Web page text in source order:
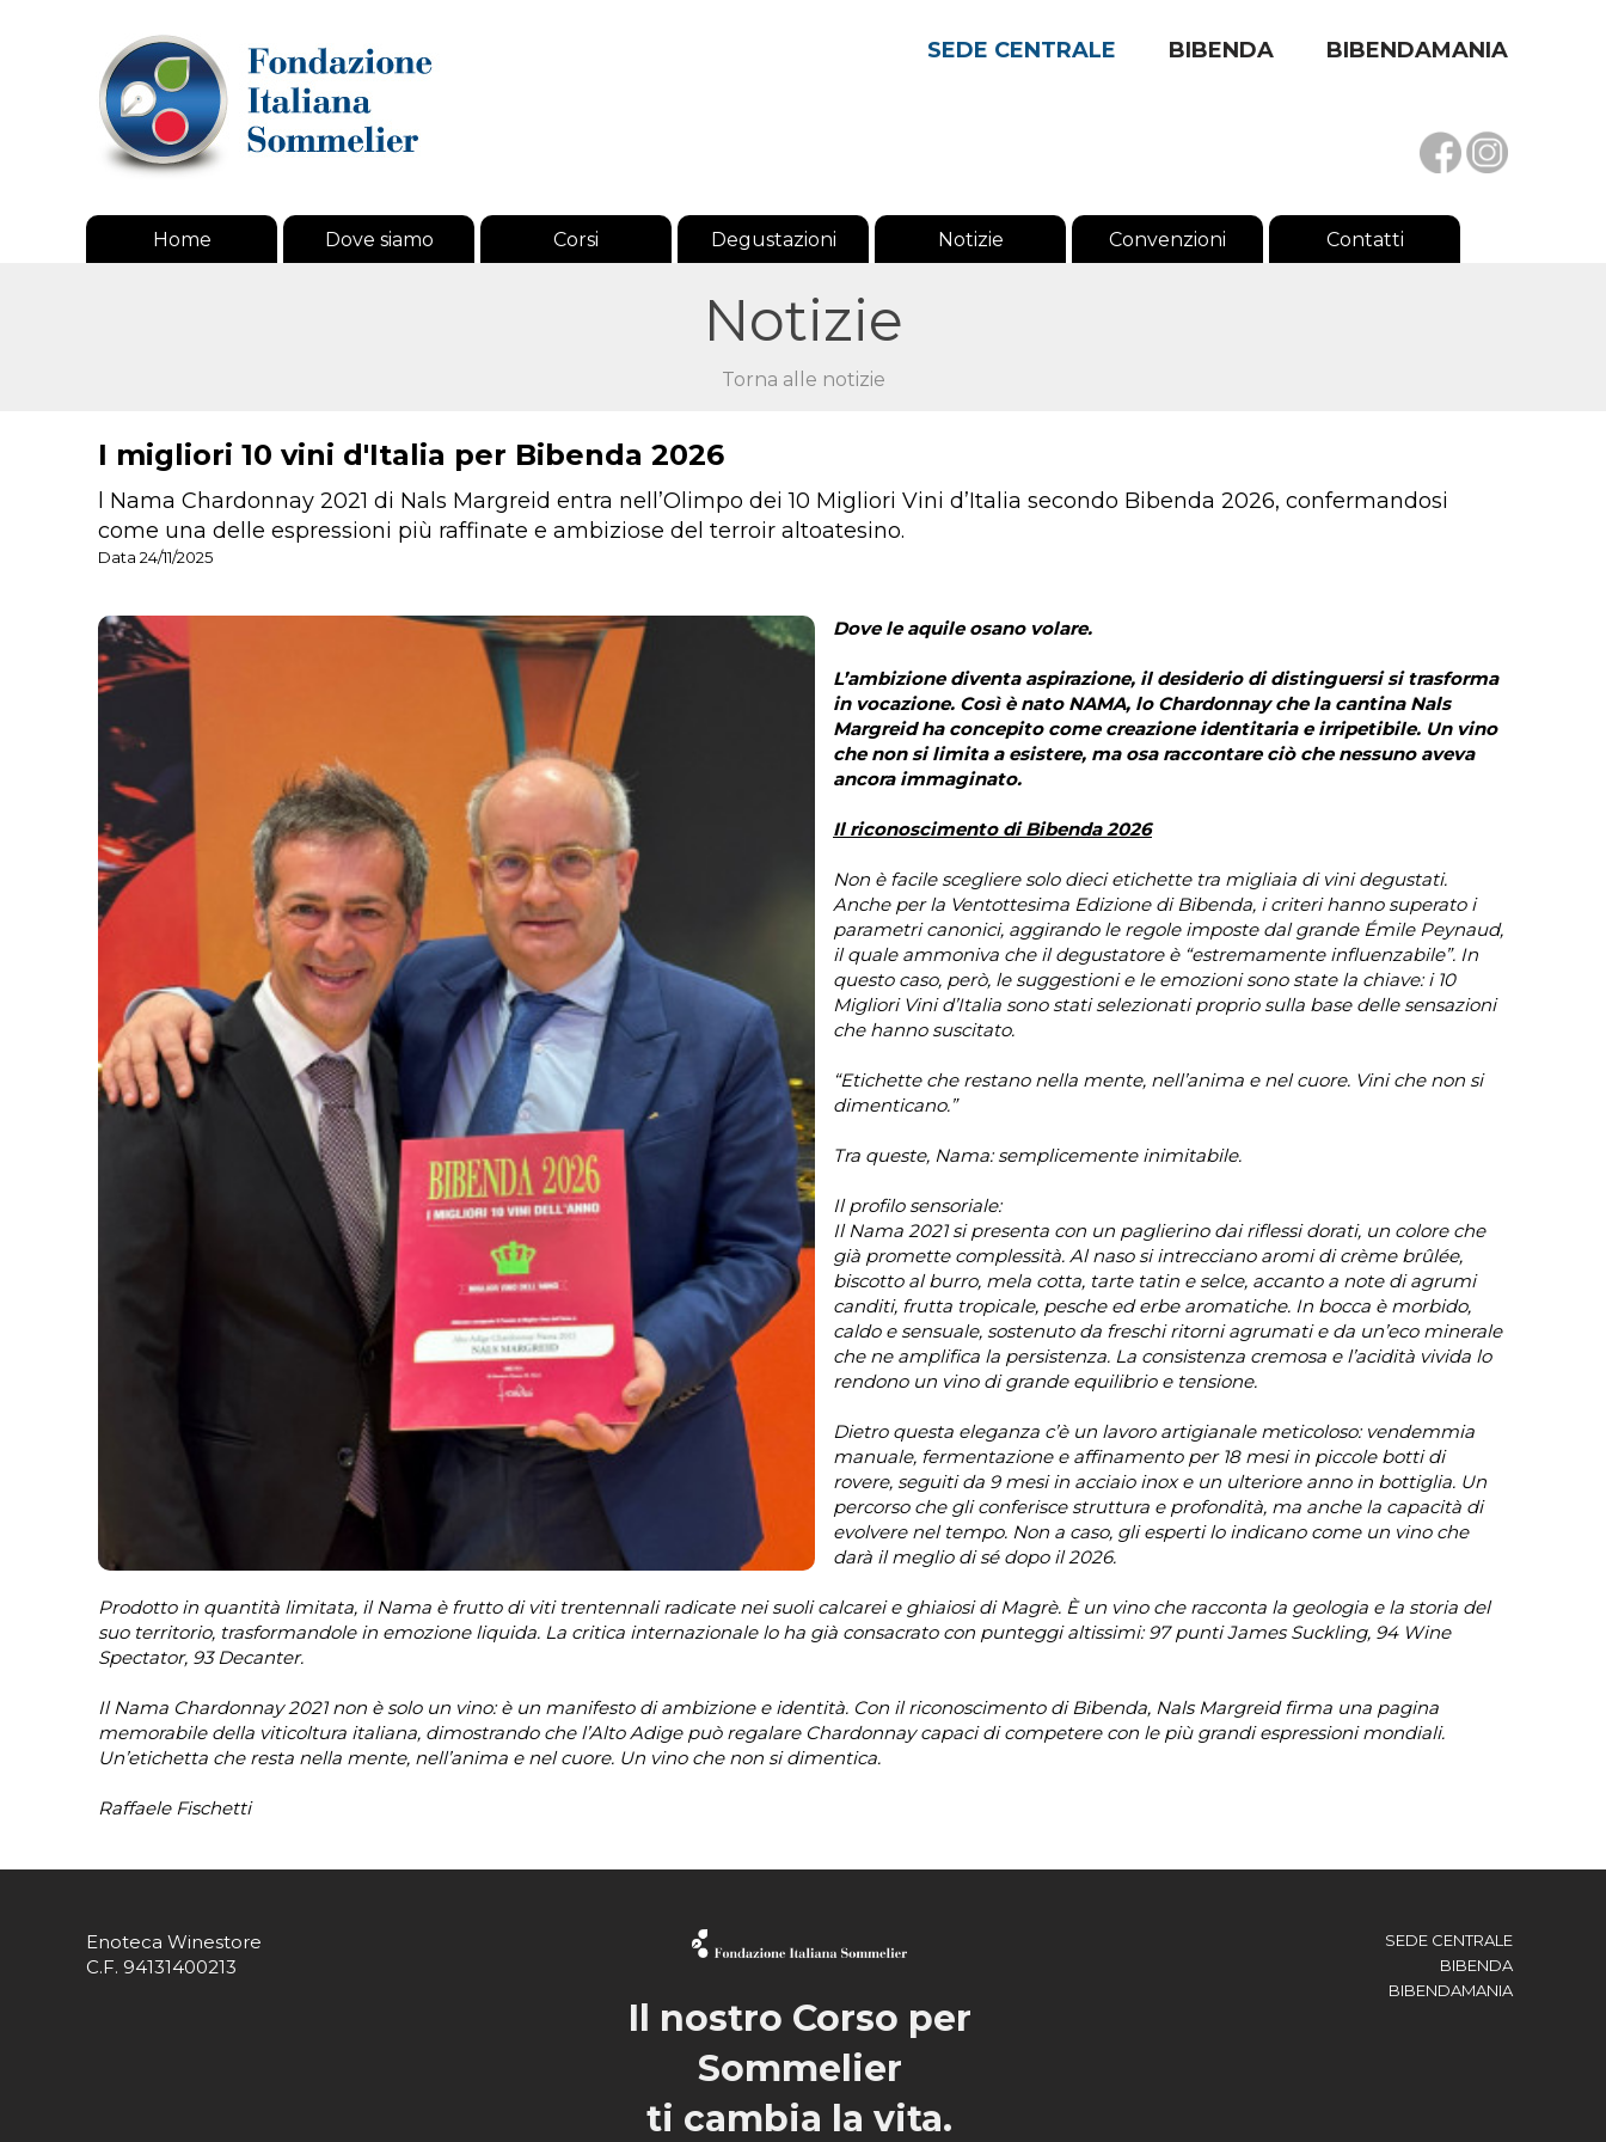
Home Dove siamo Corsi Degustazioni Notizie Convenzioni Contatti
SEDE CENTRALE BIBENDA BIBENDAMANIA
Notizie
Torna alle notizie
I migliori 10 vini d'Italia per Bibenda 2026
l Nama Chardonnay 2021 di Nals Margreid entra nell’Olimpo dei 10 Migliori Vini d’Italia secondo Bibenda 2026, confermandosi
come una delle espressioni più raffinate e ambiziose del terroir altoatesino.
Data 24/11/2025
Dove le aquile osano volare.
L’ambizione diventa aspirazione, il desiderio di distinguersi si trasforma
in vocazione. Così è nato NAMA, lo Chardonnay che la cantina Nals
Margreid ha concepito come creazione identitaria e irripetibile. Un vino
che non si limita a esistere, ma osa raccontare ciò che nessuno aveva
ancora immaginato.
Il riconoscimento di Bibenda 2026
Non è facile scegliere solo dieci etichette tra migliaia di vini degustati.
Anche per la Ventottesima Edizione di Bibenda, i criteri hanno superato i
parametri canonici, aggirando le regole imposte dal grande Émile Peynaud,
il quale ammoniva che il degustatore è “estremamente influenzabile”. In
questo caso, però, le suggestioni e le emozioni sono state la chiave: i 10
Migliori Vini d’Italia sono stati selezionati proprio sulla base delle sensazioni
che hanno suscitato.
“Etichette che restano nella mente, nell’anima e nel cuore. Vini che non si
dimenticano.”
Tra queste, Nama: semplicemente inimitabile.
Il profilo sensoriale:
Il Nama 2021 si presenta con un paglierino dai riflessi dorati, un colore che
già promette complessità. Al naso si intrecciano aromi di crème brûlée,
biscotto al burro, mela cotta, tarte tatin e selce, accanto a note di agrumi
canditi, frutta tropicale, pesche ed erbe aromatiche. In bocca è morbido,
caldo e sensuale, sostenuto da freschi ritorni agrumati e da un’eco minerale
che ne amplifica la persistenza. La consistenza cremosa e l’acidità vivida lo
rendono un vino di grande equilibrio e tensione.
Dietro questa eleganza c’è un lavoro artigianale meticoloso: vendemmia
manuale, fermentazione e affinamento per 18 mesi in piccole botti di
rovere, seguiti da 9 mesi in acciaio inox e un ulteriore anno in bottiglia. Un
percorso che gli conferisce struttura e profondità, ma anche la capacità di
evolvere nel tempo. Non a caso, gli esperti lo indicano come un vino che
darà il meglio di sé dopo il 2026.
Prodotto in quantità limitata, il Nama è frutto di viti trentennali radicate nei suoli calcarei e ghiaiosi di Magrè. È un vino che racconta la geologia e la storia del
suo territorio, trasformandole in emozione liquida. La critica internazionale lo ha già consacrato con punteggi altissimi: 97 punti James Suckling, 94 Wine
Spectator, 93 Decanter.
Il Nama Chardonnay 2021 non è solo un vino: è un manifesto di ambizione e identità. Con il riconoscimento di Bibenda, Nals Margreid firma una pagina
memorabile della viticoltura italiana, dimostrando che l’Alto Adige può regalare Chardonnay capaci di competere con le più grandi espressioni mondiali.
Un’etichetta che resta nella mente, nell’anima e nel cuore. Un vino che non si dimentica.
Raffaele Fischetti
Enoteca Winestore
C.F. 94131400213
Il nostro Corso per
Sommelier
ti cambia la vita.
SEDE CENTRALE
BIBENDA
BIBENDAMANIA